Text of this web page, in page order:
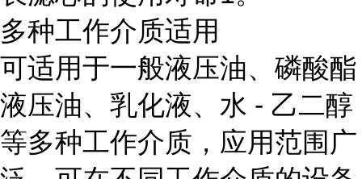
多种工作介质适用
可适用于一般液压油、磷酸酯
液压油、乳化液、水 - 乙二醇
等多种工作介质，应用范围广